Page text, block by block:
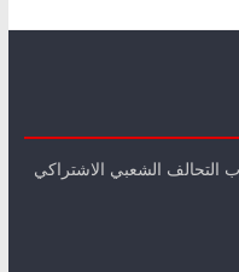
الشعبي الاشتراكي